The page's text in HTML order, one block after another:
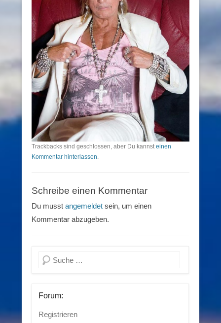
Trackbacks sind geschlossen, aber Du kannsteinen
Kommentar hinterlassen.
Schreibe einen Kommentar
Du musst angemeldet sein, um einen
Kommentar abzugeben.
Suchen
Forum:
Registrieren